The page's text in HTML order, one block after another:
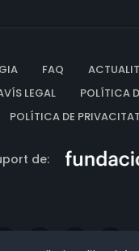
FAQ
LEGAL
POLÍTICA
POLÍTICA DE PRIVACITAT
de: